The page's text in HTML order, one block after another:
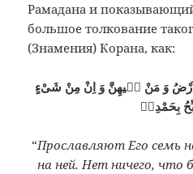
Рамадана и
большое толкование
(Знамения) Корана, как:
بِحَمْدِهٖ
“Прославляют Его семь
на ней. Нет ничего, что